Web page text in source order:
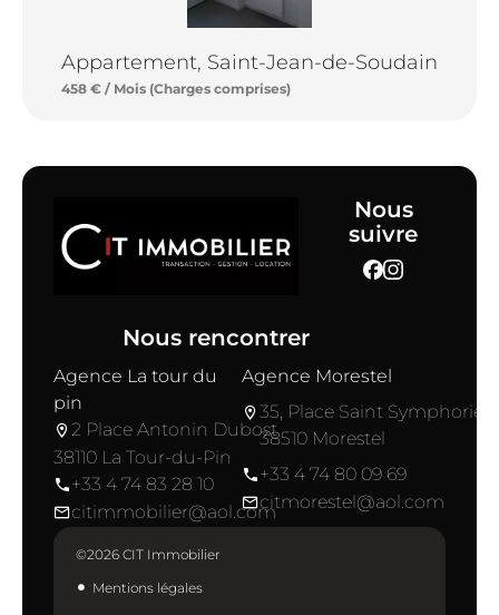
Appartement, Saint-Jean-de-Soudain
458 € / Mois (Charges comprises)
Nous
suivre
Nous rencontrer
Agence La tour du
pin
2 Place Antonin Dubost
38110 La Tour-du-Pin
+33 4 74 83 28 10
citimmobilier@aol.com
Agence Morestel
35, Place Saint Symphorien
38510 Morestel
+33 4 74 80 09 69
citmorestel@aol.com
©2026 CIT Immobilier
Mentions légales